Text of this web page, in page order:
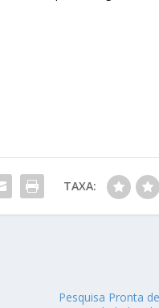
TAXA:
Pesquisa Pronta